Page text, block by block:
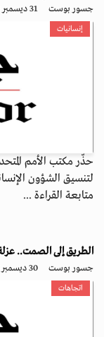
جسور بوست 31 ديسمبر 2025 - 00:15
إنسانيات
حذّر مكتب الأمم
لتنسيق الشؤون
متابعة القراءة ...
الطريق إلى الصمت.. عزلة
جسور بوست 30 ديسمبر 2025 - 22:12
اتجاهات